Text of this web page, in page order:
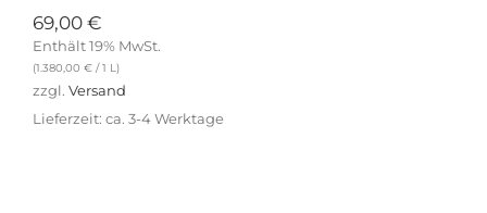
69,00 €
Enthält 19% MwSt.
(1.380,00 € / 1 L)
zzgl. Versand
Lieferzeit: ca. 3-4 Werktage